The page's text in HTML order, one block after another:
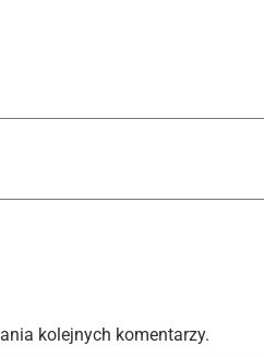
kolejnych komentarzy.